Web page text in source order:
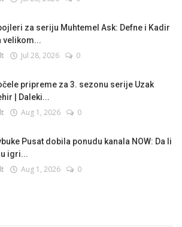
za seriju Muhtemel Ask: Defne i Kadir
velikom...
Jul 28, 2026 0
pripreme za 3. sezonu serije Uzak
| Daleki...
Aug 1, 2026 0
Pusat dobila ponudu kanala NOW: Da li
igri...
Aug 1, 2026 0